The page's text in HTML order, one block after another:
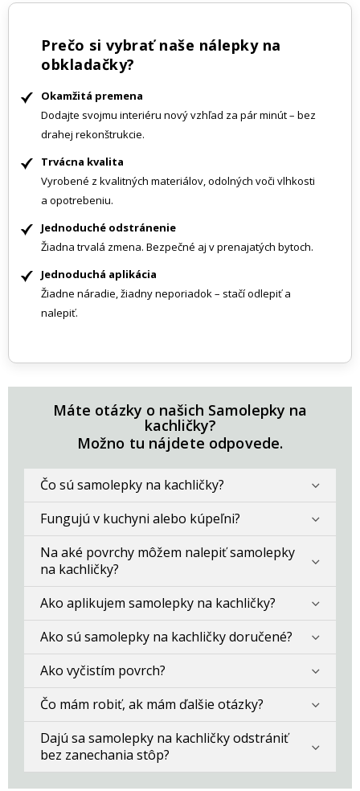
Prečo si vybrať naše nálepky na
obkladačky?
Okamžitá premena
Dodajte svojmu interiéru nový vzhľad za pár minút – bez
drahej rekonštrukcie.
Trvácna kvalita
Vyrobené z kvalitných materiálov, odolných voči vlhkosti
a opotrebeniu.
Jednoduché odstránenie
Žiadna trvalá zmena. Bezpečné aj v prenajatých bytoch.
Jednoduchá aplikácia
Žiadne náradie, žiadny neporiadok – stačí odlepiť a
nalepiť.
Máte otázky o našich Samolepky na
kachličky?
Možno tu nájdete odpovede.
Čo sú samolepky na kachličky?
Fungujú v kuchyni alebo kúpeľni?
Na aké povrchy môžem nalepiť samolepky
na kachličky?
Ako aplikujem samolepky na kachličky?
Ako sú samolepky na kachličky doručené?
Ako vyčistím povrch?
Čo mám robiť, ak mám ďalšie otázky?
Dajú sa samolepky na kachličky odstrániť
bez zanechania stôp?